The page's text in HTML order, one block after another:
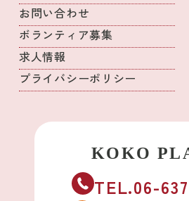
お問い合わせ
ボランティア募集
求人情報
プライバシーポリシー
TEL.06-